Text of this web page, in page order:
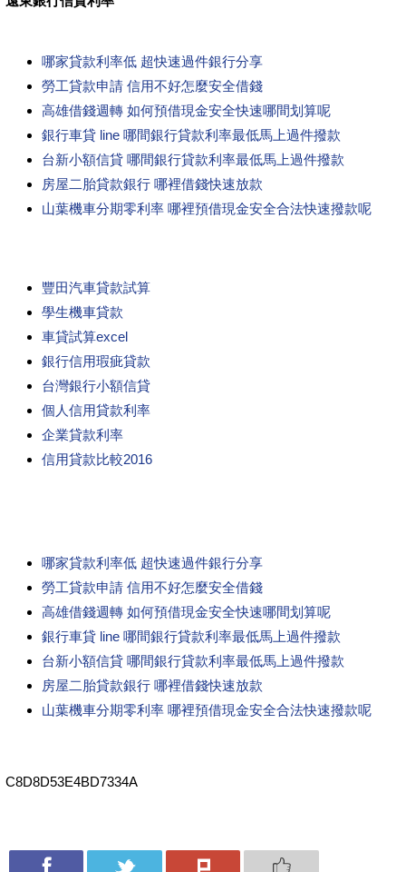
哪家貸款利率低 超快速過件銀行分享
勞工貸款申請 信用不好怎麼安全借錢
高雄借錢週轉 如何預借現金安全快速哪間划算呢
銀行車貸 line 哪間銀行貸款利率最低馬上過件撥款
台新小額信貸 哪間銀行貸款利率最低馬上過件撥款
房屋二胎貸款銀行 哪裡借錢快速放款
山葉機車分期零利率 哪裡預借現金安全合法快速撥款呢
豐田汽車貸款試算
學生機車貸款
車貸試算excel
銀行信用瑕疵貸款
台灣銀行小額信貸
個人信用貸款利率
企業貸款利率
信用貸款比較2016
哪家貸款利率低 超快速過件銀行分享
勞工貸款申請 信用不好怎麼安全借錢
高雄借錢週轉 如何預借現金安全快速哪間划算呢
銀行車貸 line 哪間銀行貸款利率最低馬上過件撥款
台新小額信貸 哪間銀行貸款利率最低馬上過件撥款
房屋二胎貸款銀行 哪裡借錢快速放款
山葉機車分期零利率 哪裡預借現金安全合法快速撥款呢
C8D8D53E4BD7334A